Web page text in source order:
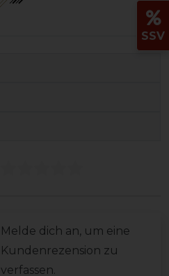
Melde dich an, um eine
Kundenrezension zu
verfassen.
SSV